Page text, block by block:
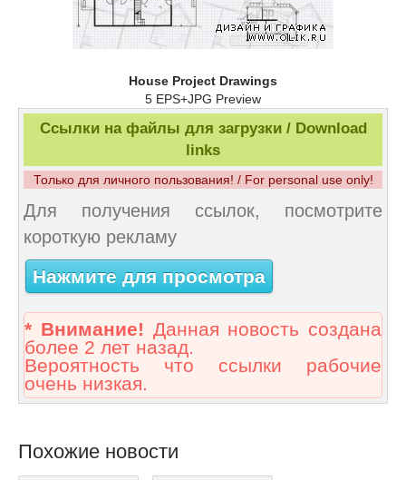
House Project Drawings
5 EPS+JPG Preview
Ссылки на файлы для загрузки / Download
links
Только для личного пользования! / For personal use only!
Для получения ссылок, посмотрите
короткую рекламу
Нажмите для просмотра
* Внимание! Данная новость создана
более 2 лет назад.
Вероятность что ссылки рабочие
очень низкая.
Похожие новости